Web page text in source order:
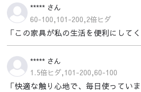
***** さん
60-100,101-200,2倍ヒダ
「この家具が私の生活を便利にして
***** さん
1.5倍ヒダ,101-200,60-100
「快適な触り心地で、毎日使っていま